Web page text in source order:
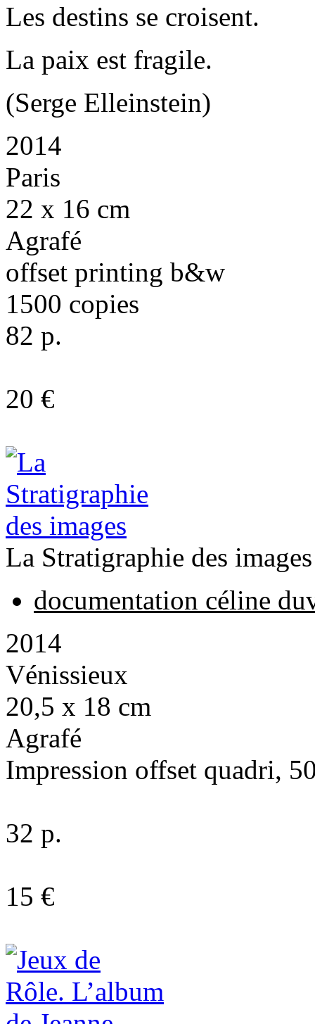
Les destins se croisent.
La paix est fragile.
(Serge Elleinstein)
2014
Paris
22 x 16 cm
Agrafé
offset printing b&w
1500 copies
82 p.
20 €
La Stratigraphie des images
documentation céline
2014
Vénissieux
20,5 x 18 cm
Agrafé
Impression offset quadri,
32 p.
15 €